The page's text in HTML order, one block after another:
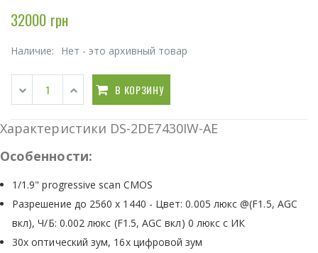
32000 грн
Наличие: Нет - это архивный товар
В КОРЗИНУ
Характеристики DS-2DE7430IW-AE
Особенности:
1/1.9" progressive scan CMOS
Разрешение до 2560 x 1440 - Цвет: 0.005 люкс @(F1.5, AGC
вкл), Ч/Б: 0.002 люкс (F1.5, AGC вкл) 0 люкс с ИК
30x оптический зум, 16x цифровой зум